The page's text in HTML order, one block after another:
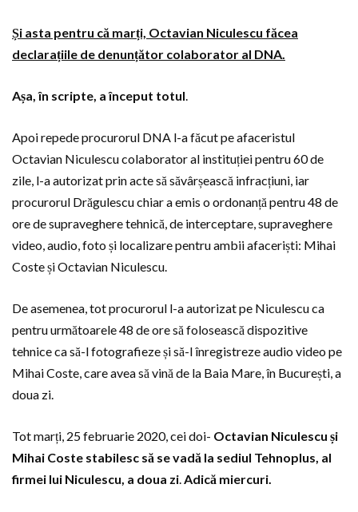
Și asta pentru că marți, Octavian Niculescu făcea
declarațiile de denunțător colaborator al DNA.
Așa, în scripte, a început totul.
Apoi repede procurorul DNA l-a făcut pe afaceristul
Octavian Niculescu colaborator al instituției pentru 60 de
zile, l-a autorizat prin acte să săvârșească infracțiuni, iar
procurorul Drăgulescu chiar a emis o ordonanță pentru 48 de
ore de supraveghere tehnică, de interceptare, supraveghere
video, audio, foto și localizare pentru ambii afaceriști: Mihai
Coste și Octavian Niculescu.
De asemenea, tot procurorul l-a autorizat pe Niculescu ca
pentru următoarele 48 de ore să folosească dispozitive
tehnice ca să-l fotografieze și să-l înregistreze audio video pe
Mihai Coste, care avea să vină de la Baia Mare, în București, a
doua zi.
Tot marți, 25 februarie 2020, cei doi- Octavian Niculescu și
Mihai Coste stabilesc să se vadă la sediul Tehnoplus, al
firmei lui Niculescu, a doua zi.Adică miercuri.